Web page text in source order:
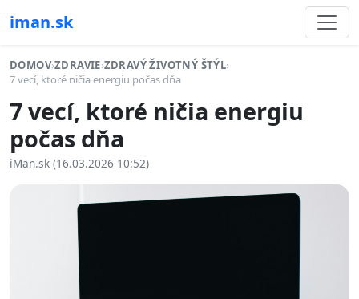
iman.sk
DOMOV›ZDRAVIE›ZDRAVÝ ŽIVOTNÝ ŠTÝL›
7 vecí, ktoré ničia energiu počas dňa
7 vecí, ktoré ničia energiu
počas dňa
iMan.sk (16.03.2026 10:52)